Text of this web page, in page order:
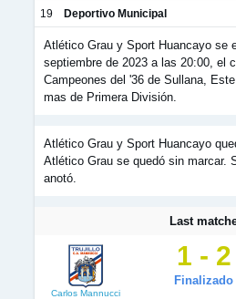
19 Deportivo Municipal
Atlético Grau y Sport Huancayo se
septiembre de 2023 a las 20:00, el
Campeones del '36 de Sullana,
mas de Primera División.
Atlético Grau y Sport Huancayo
Atlético Grau se quedó sin marcar.
anotó.
Last
Carlos Mannucci
1 - 2
Finalizado